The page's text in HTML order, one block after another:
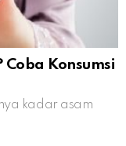
Konsumsi
kadar asam